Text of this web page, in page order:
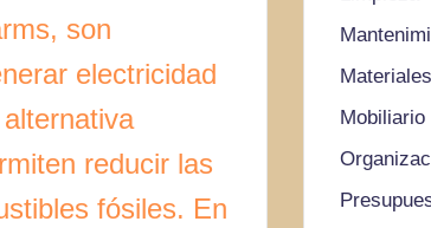
son
electricidad
reducir las
fósiles. En
Mobiliario